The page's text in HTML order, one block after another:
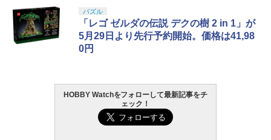
パズル
「レゴ ゼルダの伝説 デクの樹 2 in 1」が
5月29日より先行予約開始。価格は41,98
0円
HOBBY Watchをフォローして最新記事をチ
ェック！